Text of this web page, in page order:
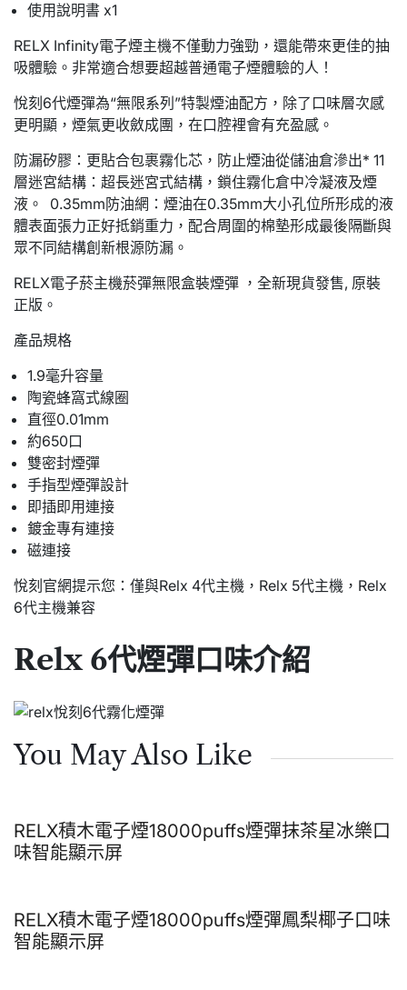
使用說明書 x1
RELX Infinity電子煙主機不僅動力強勁，還能帶來更佳的抽
吸體驗。非常適合想要超越普通電子煙體驗的人！
悅刻6代煙彈為“無限系列”特製煙油配方，除了口味層次感
更明顯，煙氣更收斂成團，在口腔裡會有充盈感。
防漏矽膠：更貼合包裹霧化芯，防止煙油從儲油倉滲出* 11
層迷宮結構：超長迷宮式結構，鎖住霧化倉中冷凝液及煙
液。 0.35mm防油網：煙油在0.35mm大小孔位所形成的液
體表面張力正好抵銷重力，配合周圍的棉墊形成最後隔斷與
眾不同結構創新根源防漏。
RELX電子菸主機菸彈無限盒裝煙彈 ，全新現貨發售, 原裝
正版。
產品規格
1.9毫升容量
陶瓷蜂窩式線圈
直徑0.01mm
約650口
雙密封煙彈
手指型煙彈設計
即插即用連接
鍍金專有連接
磁連接
悅刻官網提示您：僅與Relx 4代主機，Relx 5代主機，Relx
6代主機兼容
Relx 6代煙彈口味介紹
You May Also Like
RELX積木電子煙18000puffs煙彈抹茶星冰樂口
味智能顯示屏
RELX積木電子煙18000puffs煙彈鳳梨椰子口味
智能顯示屏